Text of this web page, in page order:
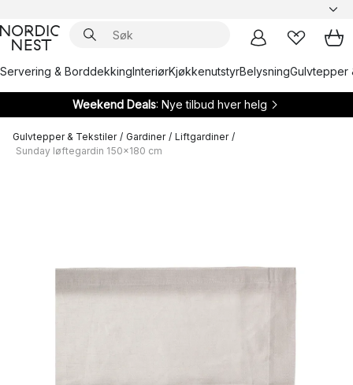
Servering & BorddekkingInteriørKjøkkenutstyrBelysningGulvtepper
Weekend Deals: Nye tilbud hver helg
Gulvtepper & Tekstiler / Gardiner / Liftgardiner /
Sunday løftegardin 150x180 cm